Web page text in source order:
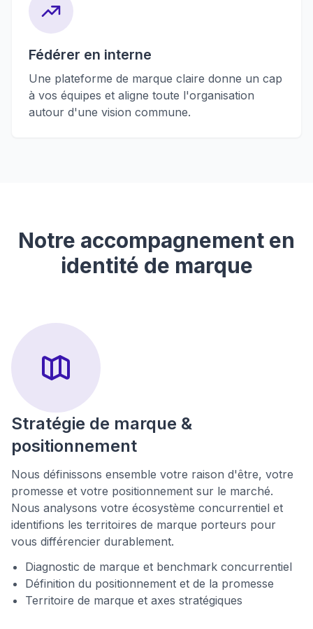
Fédérer en interne
Une plateforme de marque claire donne un cap
à vos équipes et aligne toute l'organisation
autour d'une vision commune.
Notre accompagnement en
identité de marque
Stratégie de marque &
positionnement
Nous définissons ensemble votre raison d'être, votre
promesse et votre positionnement sur le marché.
Nous analysons votre écosystème concurrentiel et
identifions les territoires de marque porteurs pour
vous différencier durablement.
Diagnostic de marque et benchmark concurrentiel
Définition du positionnement et de la promesse
Territoire de marque et axes stratégiques